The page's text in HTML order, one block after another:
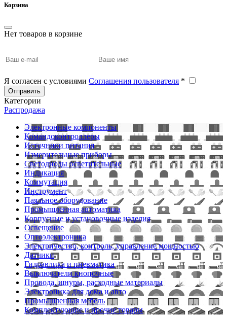
Корзина
Нет товаров в корзине
Я согласен с условиями Соглашения пользователя *
Отправить
Категории
Распродажа
Электронные компоненты
Командоконтроллеры
Источники питания
Измерительные приборы
Светодиоды осветительные
Индикация
Коммутация
Инструмент
Паяльное оборудование
Промышленная автоматика
Корпусные и установочные изделия
Освещение
Оптоэлектроника
Электричество, контроль, управление мощностью
Датчики
Гидравлика и пневматика
Выключатели кнопочные
Провода, шнуры, расходные материалы
Электроника для дома и авто
Промышленная мебель
Комплектующие и прочие товары